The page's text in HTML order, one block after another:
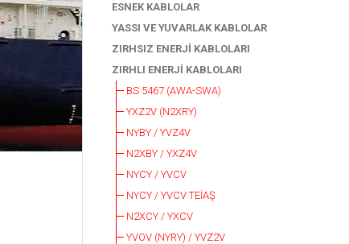
ESNEK KABLOLAR
YASSI VE YUVARLAK KABLOLAR
ZIRHSIZ ENERJİ KABLOLARI
ZIRHLI ENERJİ KABLOLARI
BS 5467 (AWA-SWA)
YXZ2V (N2XRY)
NYBY / YVZ4V
N2XBY / YXZ4V
NYCY / YVCV
NYCY / YVCV TEİAŞ
N2XCY / YXCV
YVOV (NYRY) / YVZ2V